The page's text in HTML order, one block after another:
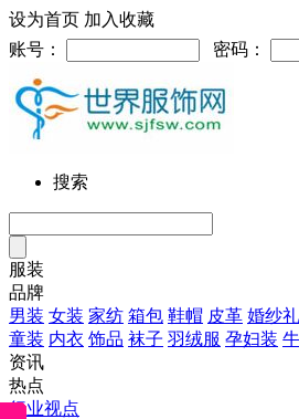
设为首页 加入收藏
账号：
密码：
搜索
服装
品牌
男装 女装 家纺 箱包 鞋帽 皮革 婚纱
童装 内衣 饰品 袜子 羽绒服 孕妇装
资讯
热点
行业视点